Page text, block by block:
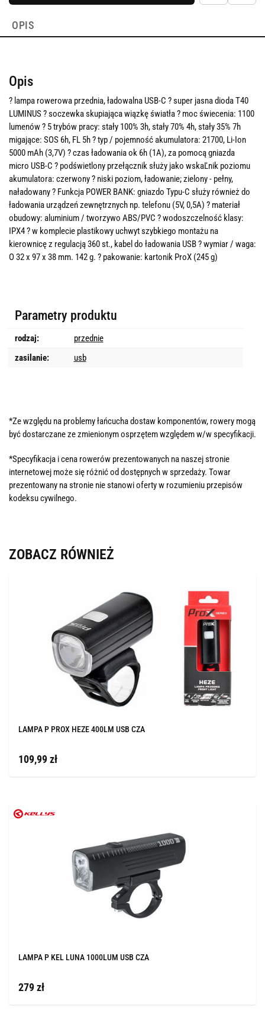
OPIS
Opis
? lampa rowerowa przednia, ładowalna USB-C ? super jasna dioda T40
LUMINUS ? soczewka skupiająca wiązkę światła ? moc świecenia: 1100
lumenów ? 5 trybów pracy: stały 100% 3h, stały 70% 4h, stały 35% 7h
migające: SOS 6h, FL 5h ? typ / pojemność akumulatora: 21700, Li-Ion
5000 mAh (3,7V) ? czas ładowania ok 6h (1A), za pomocą gniazda
micro USB-C ? podświetlony przełącznik służy jako wskaĽnik poziomu
akumulatora: czerwony ? niski poziom, ładowanie; zielony - pełny,
naładowany ? Funkcja POWER BANK: gniazdo Typu-C służy również do
ładowania urządzeń zewnętrznych np. telefonu (5V, 0,5A) ? materiał
obudowy: aluminium / tworzywo ABS/PVC ? wodoszczelność klasy:
IPX4 ? w komplecie plastikowy uchwyt szybkiego montażu na
kierownicę z regulacją 360 st., kabel do ładowania USB ? wymiar / waga:
O 32 x 97 x 38 mm. 142 g. ? pakowanie: kartonik ProX (245 g)
Parametry produktu
rodzaj:
przednie
zasilanie:
usb
*Ze względu na problemy łańcucha dostaw komponentów, rowery mogą
być dostarczane ze zmienionym osprzętem względem w/w specyfikacji.
*Specyfikacja i cena rowerów prezentowanych na naszej stronie
internetowej może się różnić od dostępnych w sprzedaży. Towar
prezentowany na stronie nie stanowi oferty w rozumieniu przepisów
kodeksu cywilnego.
ZOBACZ RÓWNIEŻ
LAMPA P PROX HEZE 400LM USB CZA
109,99 zł
LAMPA P KEL LUNA 1000LUM USB CZA
279 zł